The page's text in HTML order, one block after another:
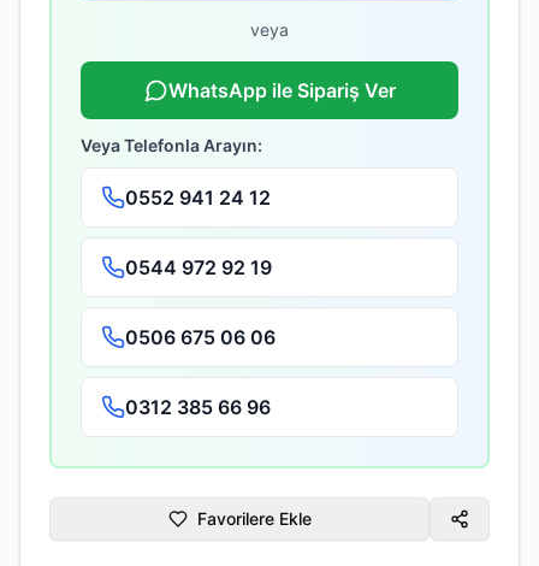
veya
WhatsApp ile Sipariş Ver
Veya Telefonla Arayın:
0552 941 24 12
0544 972 92 19
0506 675 06 06
0312 385 66 96
Favorilere Ekle